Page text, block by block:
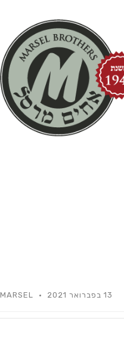
MARSEL 13 בפברואר 2021